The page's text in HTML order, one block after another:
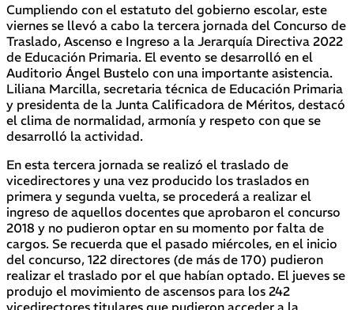
Cumpliendo con el estatuto del gobierno escolar, este
viernes se llevó a cabo la tercera jornada del Concurso de
Traslado, Ascenso e Ingreso a la Jerarquía Directiva 2022
de Educación Primaria. El evento se desarrolló en el
Auditorio Ángel Bustelo con una importante asistencia.
Liliana Marcilla, secretaria técnica de Educación Primaria
y presidenta de la Junta Calificadora de Méritos, destacó
el clima de normalidad, armonía y respeto con que se
desarrolló la actividad.
En esta tercera jornada se realizó el traslado de
vicedirectores y una vez producido los traslados en
primera y segunda vuelta, se procederá a realizar el
ingreso de aquellos docentes que aprobaron el concurso
2018 y no pudieron optar en su momento por falta de
cargos. Se recuerda que el pasado miércoles, en el inicio
del concurso, 122 directores (de más de 170) pudieron
realizar el traslado por el que habían optado. El jueves se
produjo el movimiento de ascensos para los 242
vicedirectores titulares que pudieron acceder a la